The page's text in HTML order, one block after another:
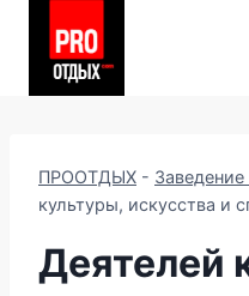
содержимому
ПРООТДЫХ -
культуры, искусства и
Деятелей